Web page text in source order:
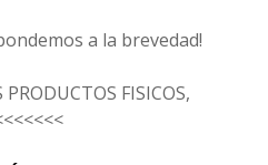
a la brevedad!
FISICOS,